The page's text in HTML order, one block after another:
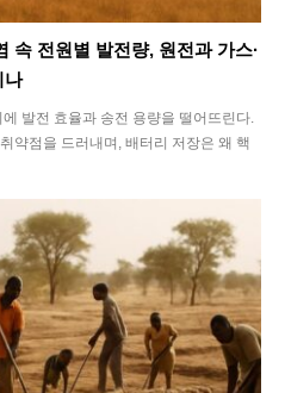
속 전원별 발전량, 원전과 가스·
나
발전 효율과 송전 용량을 떨어뜨린다.
약점을 드러내며, 배터리 저장은 왜 핵